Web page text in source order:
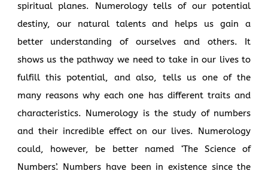
spiritual planes. Numerology tells of our potential
destiny, our natural talents and helps us gain a
better understanding of ourselves and others. It
shows us the pathway we need to take in our lives to
fulfill this potential, and also, tells us one of the
many reasons why each one has different traits and
characteristics. Numerology is the study of numbers
and their incredible effect on our lives. Numerology
could, however, be better named ‘The Science of
Numbers’. Numbers have been in existence since the